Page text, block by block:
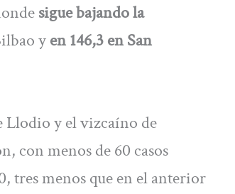
sigue bajando la
yen 146,3 en San
Llodio y el vizcaíno de
con menos de 60 casos
tres menos que en el anterior